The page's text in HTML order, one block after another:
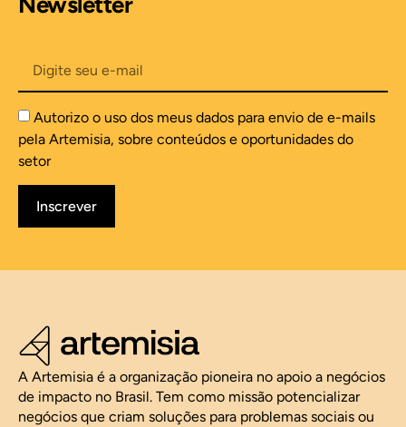
Autorizo o uso dos meus dados para envio de e-mails
pela Artemisia, sobre conteúdos e oportunidades do
setor
Inscrever
A Artemisia é a organização pioneira no apoio a negócios
de impacto no Brasil. Tem como missão potencializar
negócios que criam soluções para problemas sociais ou